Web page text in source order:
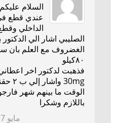
السلام عليكم
عندي قطع
الداخلي
الصليبي اشار الي
٨٠كيلو
الوقت ما بينهم شهر
باللازم وشكرا
مايو 17, 2022 at 1:46 ص